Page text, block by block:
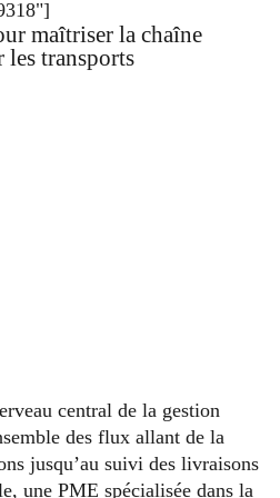
maîtriser la chaîne
transports
central de la gestion
des flux allant de la
jusqu’au suivi des livraisons
une PME spécialisée dans la